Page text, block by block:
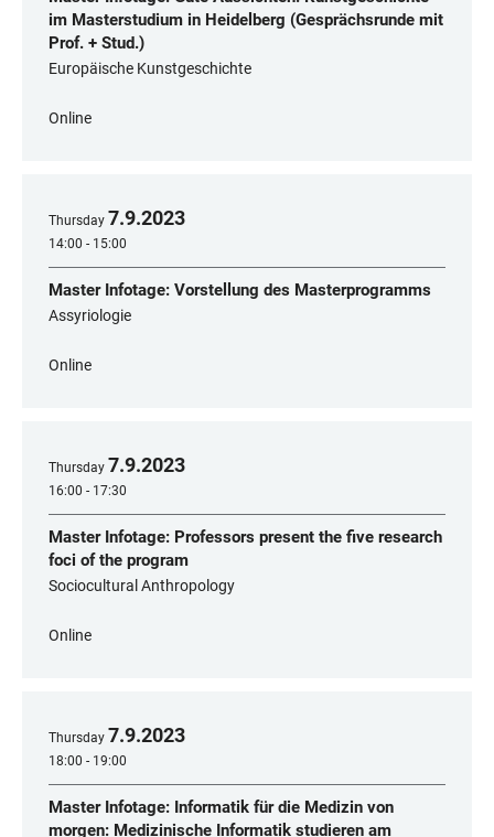
im Masterstudium in Heidelberg (Gesprächsrunde mit
Prof. + Stud.)
Europäische Kunstgeschichte
Online
Thursday 7.9.2023
14:00 - 15:00
Master Infotage: Vorstellung des Masterprogramms
Assyriologie
Online
Thursday 7.9.2023
16:00 - 17:30
Master Infotage: Professors present the five research
foci of the program
Sociocultural Anthropology
Online
Thursday 7.9.2023
18:00 - 19:00
Master Infotage: Informatik für die Medizin von
morgen: Medizinische Informatik studieren am